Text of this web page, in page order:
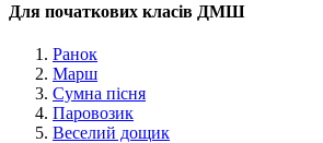
Для початкових класів ДМШ
Ранок
Марш
Сумна пісня
Паровозик
Веселий дощик